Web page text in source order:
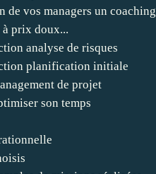
de vos managers un coaching
à prix doux...
analyse de risques
planification initiale
de projet
son temps